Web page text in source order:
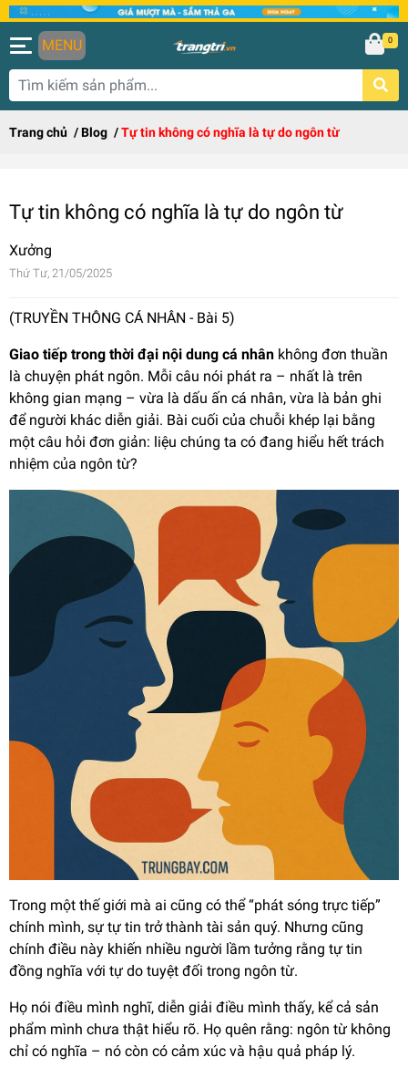
MENU 0
Trang chủ /Blog /Tự tin không có nghĩa là tự do ngôn từ
Tự tin không có nghĩa là tự do ngôn từ
Xưởng
Thứ Tư, 21/05/2025
(TRUYỀN THÔNG CÁ NHÂN - Bài 5)
Giao tiếp trong thời đại nội dung cá nhân không đơn thuần
là chuyện phát ngôn. Mỗi câu nói phát ra – nhất là trên
không gian mạng – vừa là dấu ấn cá nhân, vừa là bản ghi
để người khác diễn giải. Bài cuối của chuỗi khép lại bằng
một câu hỏi đơn giản: liệu chúng ta có đang hiểu hết trách
nhiệm của ngôn từ?
Trong một thế giới mà ai cũng có thể “phát sóng trực tiếp”
chính mình, sự tự tin trở thành tài sản quý. Nhưng cũng
chính điều này khiến nhiều người lầm tưởng rằng tự tin
đồng nghĩa với tự do tuyệt đối trong ngôn từ.
Họ nói điều mình nghĩ, diễn giải điều mình thấy, kể cả sản
phẩm mình chưa thật hiểu rõ. Họ quên rằng: ngôn từ không
chỉ có nghĩa – nó còn có cảm xúc và hậu quả pháp lý.